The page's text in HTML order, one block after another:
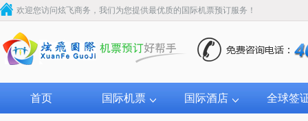
欢迎您访问炫飞商务，我们为您提供最优质的国际机票预订服务！
首页 国际机票 国际酒店 全球签